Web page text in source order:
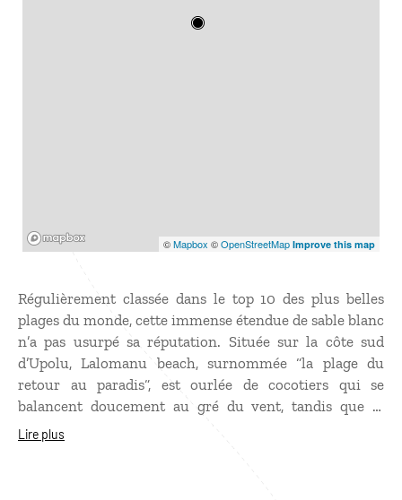
©Mapbox ©OpenStreetMap Improve this map
Régulièrement classée dans le top 10 des plus belles
plages du monde, cette immense étendue de sable blanc
n’a pas usurpé sa réputation. Située sur la côte sud
d’Upolu, Lalomanu beach, surnommée “la plage du
retour au paradis“, est ourlée de cocotiers qui se
balancent doucement au gré du vent, tandis que le
lagon, d’un bleu éblouissant, est un véritable aquarium
Lire plus